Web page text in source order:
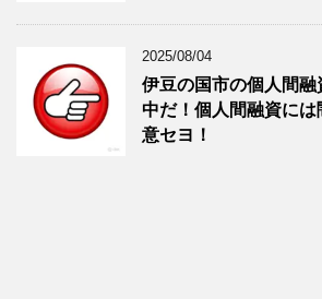
2025/08/04
伊豆の国市の個人間融
中だ！個人間融資に
意セヨ！